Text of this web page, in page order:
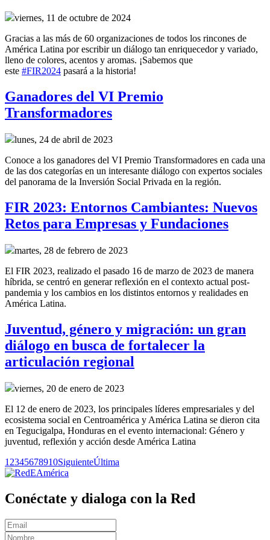
viernes, 11 de octubre de 2024
Gracias a las más de 60 organizaciones de todos los rincones de
América Latina por escribir un diálogo tan enriquecedor y variado,
lleno de colores, acentos y aromas. ¡Sabemos que
este #FIR2024 pasará a la historia!
Ganadores del VI Premio
Transformadores
lunes, 24 de abril de 2023
Conoce a los ganadores del VI Premio Transformadores en cada una
de las dos categorías en un interesante diálogo con expertos sociales
del panorama de la Inversión Social Privada en la región.
FIR 2023: Entornos Cambiantes: Nuevos
Retos para Empresas y Fundaciones
martes, 28 de febrero de 2023
El FIR 2023, realizado el pasado 16 de marzo de 2023 de manera
híbrida, se centró en generar reflexión en el contexto actual post-
pandemia y los cambios en los distintos entornos y realidades en
América Latina.
Juventud, género y migración: un gran
diálogo en busca de fortalecer la
articulación regional
viernes, 20 de enero de 2023
El 12 de enero de 2023, los principales líderes empresariales y del
ecosistema social en Centroamérica y América Latina se dieron cita
en Tegucigalpa, Honduras en el evento internacional: Género y
juventud, reflexión y acción desde América Latina
1 2345678910SiguienteÚltima
Conéctate y dialoga con la Red